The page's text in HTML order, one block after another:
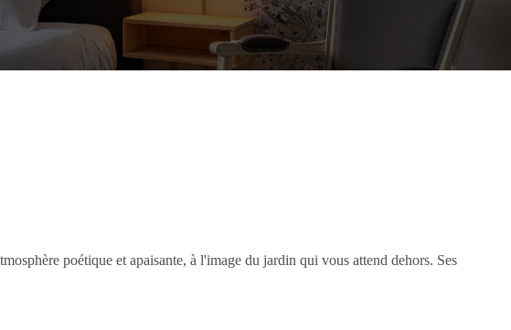
poétique et apaisante, à l'image du jardin qui vous attend dehors. Ses